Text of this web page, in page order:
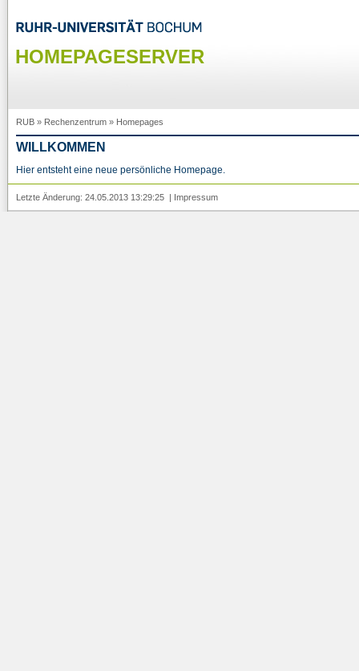
HOMEPAGESERVER
RUB » Rechenzentrum » Homepages
WILLKOMMEN
Hier entsteht eine neue persönliche Homepage.
Letzte Änderung: 24.05.2013 13:29:25 | Impressum